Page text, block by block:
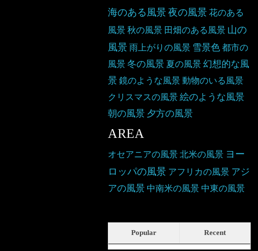
海のある風景夜の風景 花のある
風景 秋の風景 田畑のある風景 山の
風景 雨上がりの風景 雪景色 都市の
風景 冬の風景 夏の風景 幻想的な風
景 鏡のような風景 動物のいる風景
クリスマスの風景 絵のような風景
朝の風景 夕方の風景
AREA
オセアニアの風景 北米の風景 ヨー
ロッパの風景 アフリカの風景 アジ
アの風景 中南米の風景 中東の風景
Popular Recent